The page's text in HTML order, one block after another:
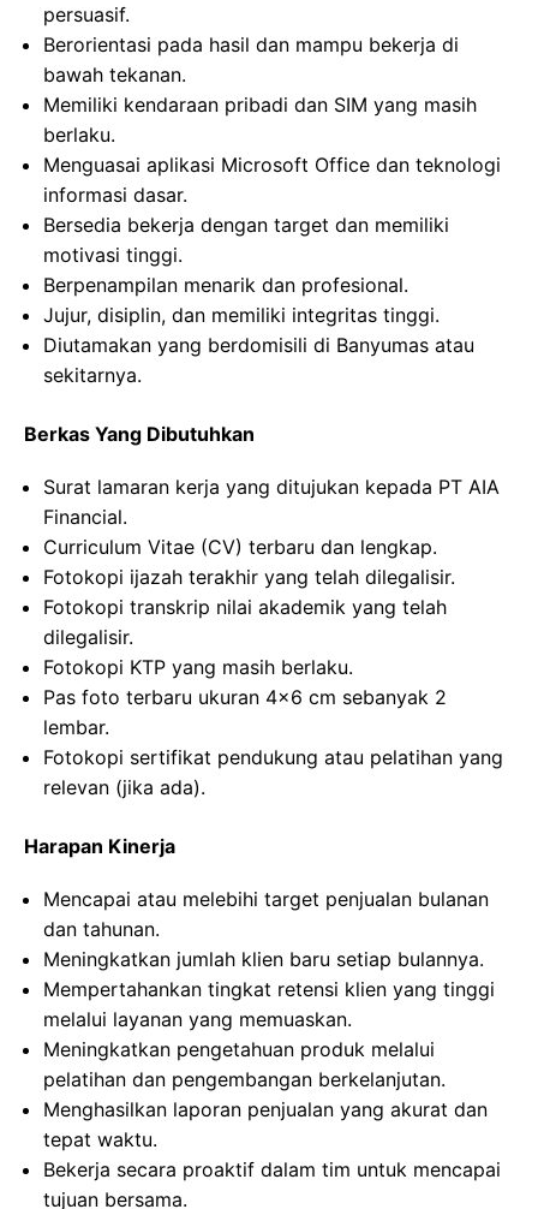
persuasif.
Berorientasi pada hasil dan mampu bekerja di
bawah tekanan.
Memiliki kendaraan pribadi dan SIM yang masih
berlaku.
Menguasai aplikasi Microsoft Office dan teknologi
informasi dasar.
Bersedia bekerja dengan target dan memiliki
motivasi tinggi.
Berpenampilan menarik dan profesional.
Jujur, disiplin, dan memiliki integritas tinggi.
Diutamakan yang berdomisili di Banyumas atau
sekitarnya.
Berkas Yang Dibutuhkan
Surat lamaran kerja yang ditujukan kepada PT AIA
Financial.
Curriculum Vitae (CV) terbaru dan lengkap.
Fotokopi ijazah terakhir yang telah dilegalisir.
Fotokopi transkrip nilai akademik yang telah
dilegalisir.
Fotokopi KTP yang masih berlaku.
Pas foto terbaru ukuran 4×6 cm sebanyak 2
lembar.
Fotokopi sertifikat pendukung atau pelatihan yang
relevan (jika ada).
Harapan Kinerja
Mencapai atau melebihi target penjualan bulanan
dan tahunan.
Meningkatkan jumlah klien baru setiap bulannya.
Mempertahankan tingkat retensi klien yang tinggi
melalui layanan yang memuaskan.
Meningkatkan pengetahuan produk melalui
pelatihan dan pengembangan berkelanjutan.
Menghasilkan laporan penjualan yang akurat dan
tepat waktu.
Bekerja secara proaktif dalam tim untuk mencapai
tujuan bersama.